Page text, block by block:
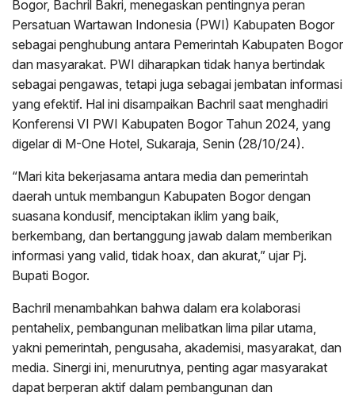
Bogor, Bachril Bakri, menegaskan pentingnya peran
Persatuan Wartawan Indonesia (PWI) Kabupaten Bogor
sebagai penghubung antara Pemerintah Kabupaten Bogor
dan masyarakat. PWI diharapkan tidak hanya bertindak
sebagai pengawas, tetapi juga sebagai jembatan informasi
yang efektif. Hal ini disampaikan Bachril saat menghadiri
Konferensi VI PWI Kabupaten Bogor Tahun 2024, yang
digelar di M-One Hotel, Sukaraja, Senin (28/10/24).
“Mari kita bekerjasama antara media dan pemerintah
daerah untuk membangun Kabupaten Bogor dengan
suasana kondusif, menciptakan iklim yang baik,
berkembang, dan bertanggung jawab dalam memberikan
informasi yang valid, tidak hoax, dan akurat,” ujar Pj.
Bupati Bogor.
Bachril menambahkan bahwa dalam era kolaborasi
pentahelix, pembangunan melibatkan lima pilar utama,
yakni pemerintah, pengusaha, akademisi, masyarakat, dan
media. Sinergi ini, menurutnya, penting agar masyarakat
dapat berperan aktif dalam pembangunan dan